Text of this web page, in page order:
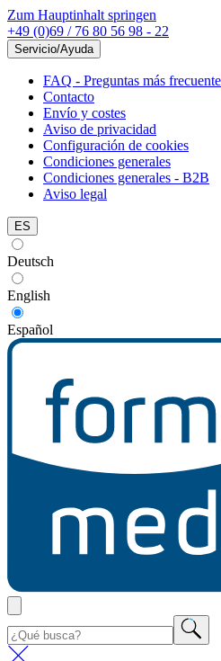
Zum Hauptinhalt springen
+49 (0)69 / 76 80 56 98 - 22
Servicio/Ayuda
FAQ - Preguntas más
Contacto
Envío y costes
Aviso de privacidad
Configuración de cookies
Condiciones generales
Condiciones generales - B2B
Aviso legal
ES
Deutsch
English
Español